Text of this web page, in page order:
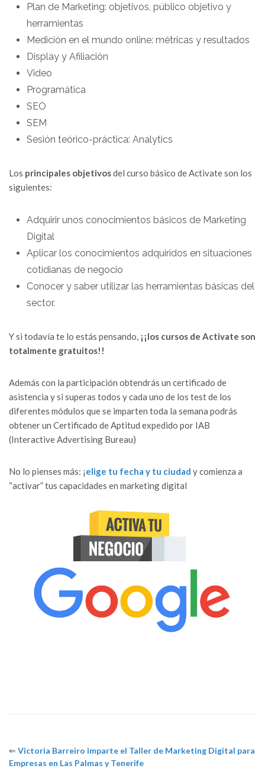
Plan de Marketing: objetivos, público objetivo y
herramientas
Medición en el mundo online: métricas y resultados
Display y Afiliación
Video
Programática
SEO
SEM
Sesión teórico-práctica: Analytics
Los principales objetivosdel curso básico de Activate son los
siguientes:
Adquirir unos conocimientos básicos de Marketing
Digital
Aplicar los conocimientos adquiridos en situaciones
cotidianas de negocio
Conocer y saber utilizar las herramientas básicas del
sector.
Y si todavía te lo estás pensando, ¡¡los cursos de Activate son
totalmente gratuitos!!
Además con la participación obtendrás un certificado de
asistencia y si superas todos y cada uno de los test de los
diferentes módulos que se imparten toda la semana podrás
obtener un Certificado de Aptitud expedido por IAB
(Interactive Advertising Bureau)
No lo pienses más: ¡elige tu fecha y tu ciudad y comienza a
“activar” tus capacidades en marketing digital
⇐ Victoria Barreiro imparte el Taller de Marketing Digital para
Empresas en Las Palmas y Tenerife